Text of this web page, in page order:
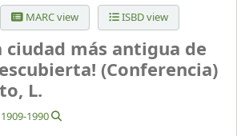
MARC view ISBD view
ciudad más antigua de
(Conferencia)
L.
1990